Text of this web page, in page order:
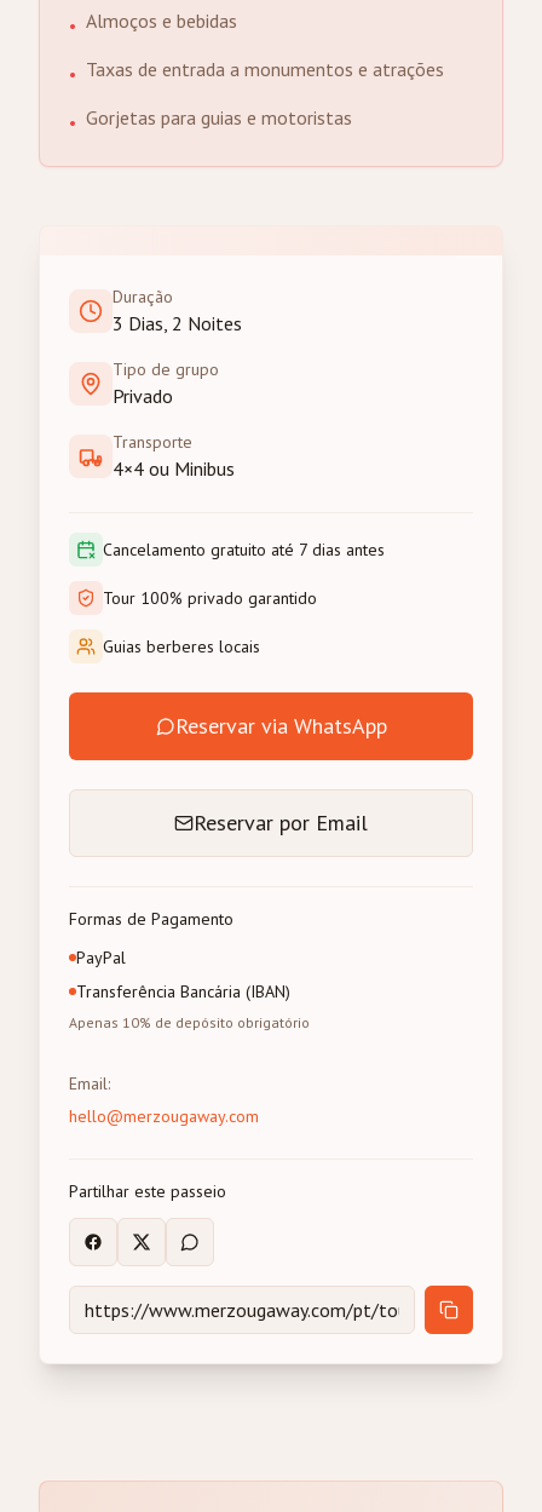
• Almoços e bebidas
• Taxas de entrada a monumentos e atrações
• Gorjetas para guias e motoristas
Duração
3 Dias, 2 Noites
Tipo de grupo
Privado
Transporte
4×4 ou Minibus
Cancelamento gratuito até 7 dias antes
Tour 100% privado garantido
Guias berberes locais
Reservar via WhatsApp
Reservar por Email
Formas de Pagamento
PayPal
Transferência Bancária (IBAN)
Apenas 10% de depósito obrigatório
Email:
hello@merzougaway.com
Partilhar este passeio